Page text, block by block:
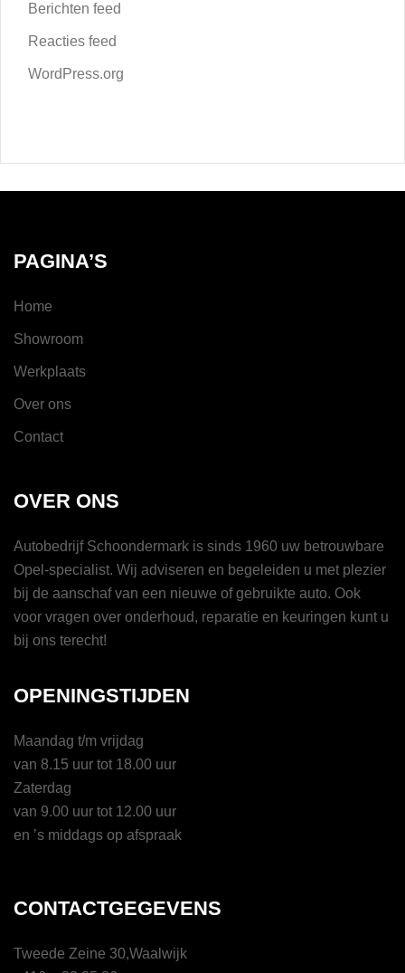
Berichten feed
Reacties feed
WordPress.org
PAGINA’S
Home
Showroom
Werkplaats
Over ons
Contact
OVER ONS
Autobedrijf Schoondermark is sinds 1960 uw betrouwbare
Opel-specialist. Wij adviseren en begeleiden u met plezier
bij de aanschaf van een nieuwe of gebruikte auto. Ook
voor vragen over onderhoud, reparatie en keuringen kunt u
bij ons terecht!
OPENINGSTIJDEN
Maandag t/m vrijdag
van 8.15 uur tot 18.00 uur
Zaterdag
van 9.00 uur tot 12.00 uur
en ’s middags op afspraak
CONTACTGEGEVENS
Tweede Zeine 30,Waalwijk